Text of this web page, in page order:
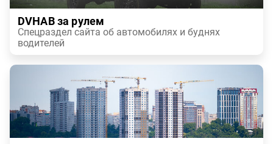
DVHAB за рулем
Спецраздел сайта об автомобилях и буднях
водителей